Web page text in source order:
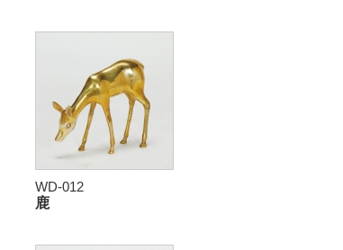
WD-012
鹿